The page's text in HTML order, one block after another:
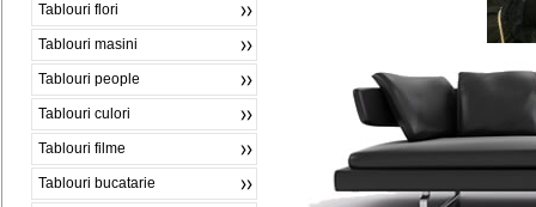
Tablouri flori
Tablouri masini
Tablouri people
Tablouri culori
Tablouri filme
Tablouri bucatarie